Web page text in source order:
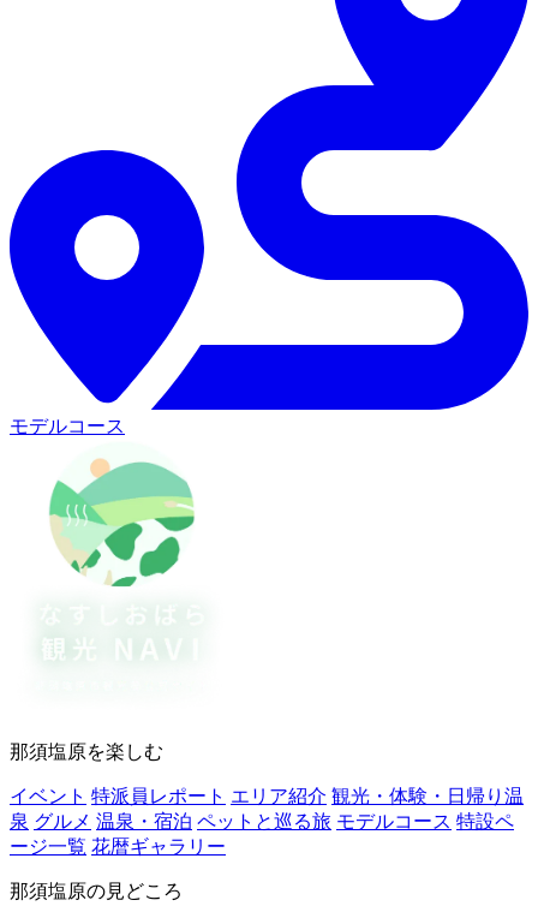
モデルコース
那須塩原を楽しむ
イベント 特派員レポート エリア紹介 観光・体験・日帰り温
泉 グルメ 温泉・宿泊 ペットと巡る旅 モデルコース 特設ペ
ージ一覧 花暦ギャラリー
那須塩原の見どころ